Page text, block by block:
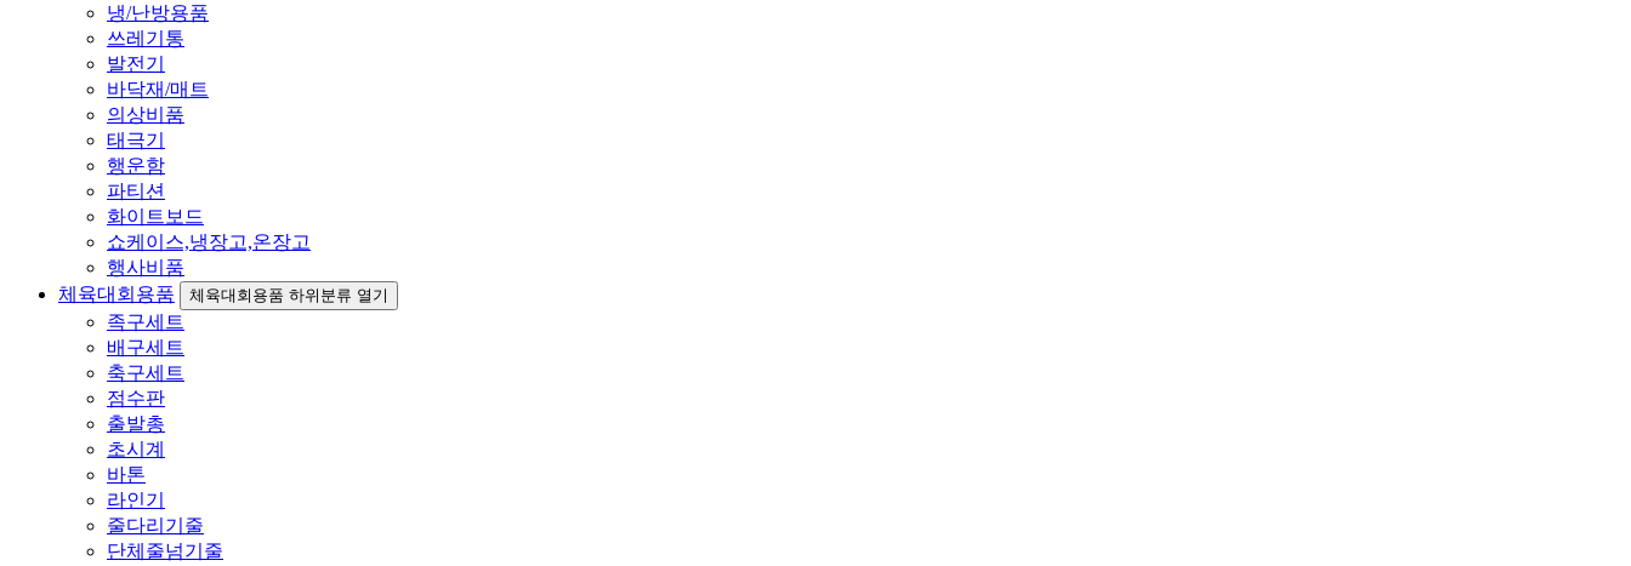
냉/난방용품
쓰레기통
발전기
바닥재/매트
의상비품
태극기
행운함
파티션
화이트보드
쇼케이스,냉장고,온장고
행사비품
체육대회용품
체육대회용품 하위분류 열기
족구세트
배구세트
축구세트
점수판
출발총
초시계
바톤
라인기
줄다리기줄
단체줄넘기줄